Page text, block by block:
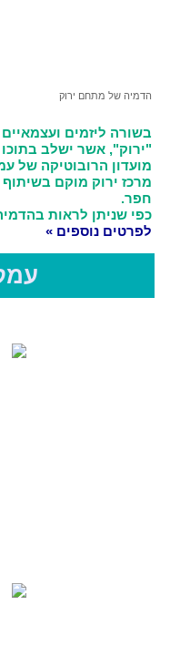
בעמק חפר! בימים אלה
מתחם לליווי והעצמת
חפר וכן פעילות מדעית-
פעולה בין יזמים פרטיים,
למעלה, יש למה לצפות!
ראש
-